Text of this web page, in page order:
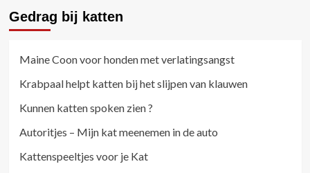
Gedrag bij katten
Maine Coon voor honden met verlatingsangst
Krabpaal helpt katten bij het slijpen van klauwen
Kunnen katten spoken zien ?
Autoritjes – Mijn kat meenemen in de auto
Kattenspeeltjes voor je Kat